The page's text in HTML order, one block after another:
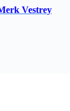
Vestrey